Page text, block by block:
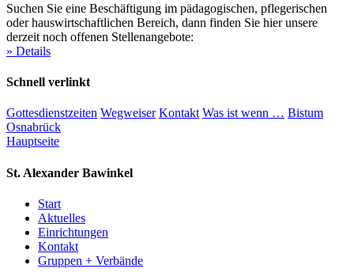
Suchen Sie eine Beschäftigung im pädagogischen, pflegerischen
oder hauswirtschaftlichen Bereich, dann finden Sie hier unsere
derzeit noch offenen Stellenangebote:
» Details
Schnell verlinkt
Gottesdienstzeiten Wegweiser Kontakt Was ist wenn … Bistum
Osnabrück
Hauptseite
St. Alexander Bawinkel
Start
Aktuelles
Einrichtungen
Kontakt
Gruppen + Verbände